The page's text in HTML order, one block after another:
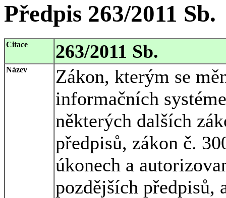
Předpis 263/2011 Sb.
Citace 263/2011 Sb.
Název
Zákon, kterým se
informačních
některých dalších
předpisů, zákon č.
úkonech a
pozdějších předpisů,